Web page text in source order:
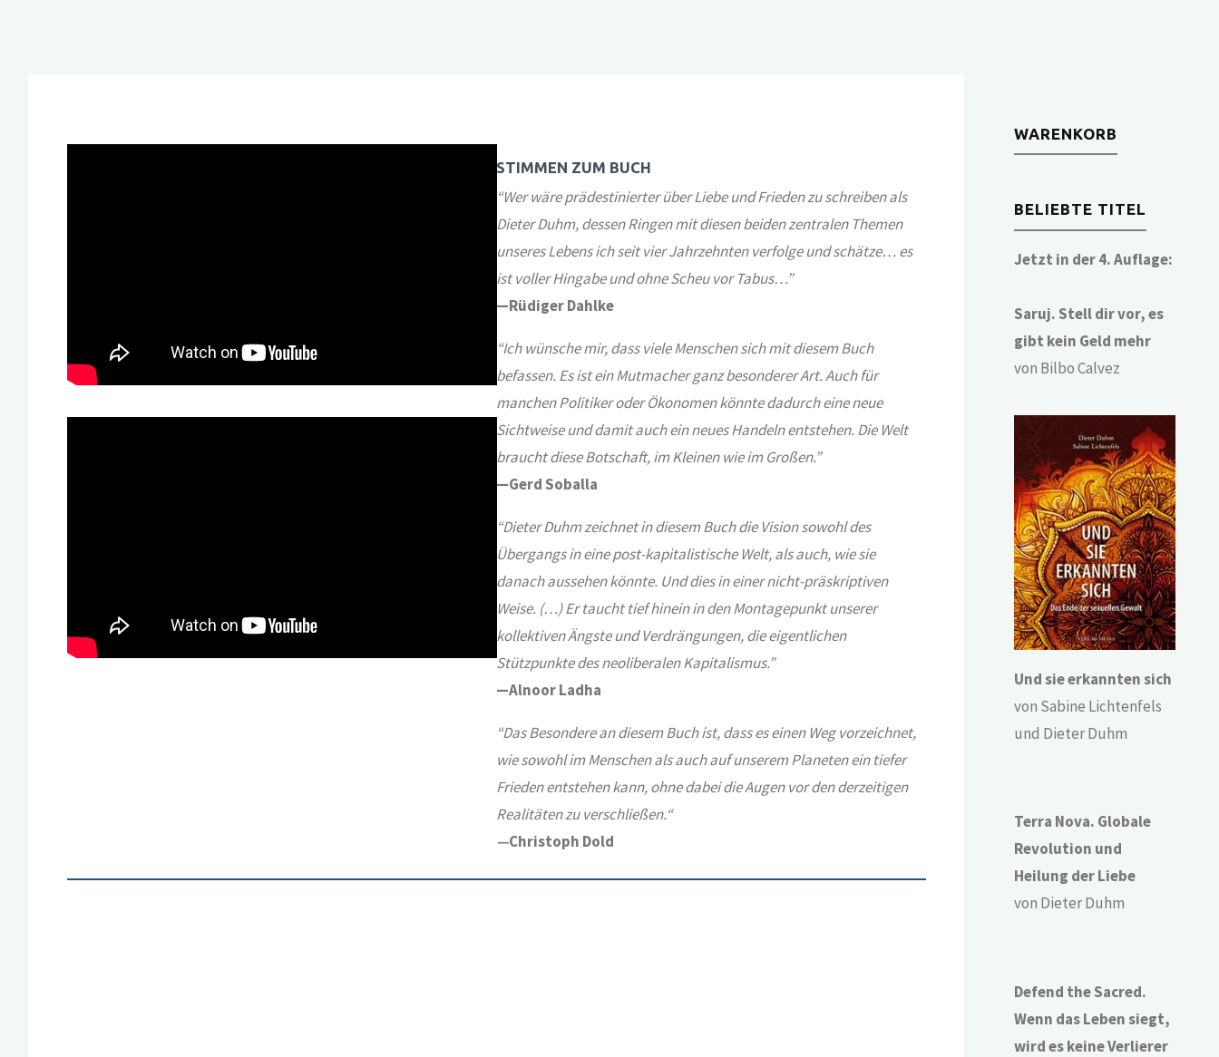
STIMMEN ZUM BUCH
“Wer wäre prädestinierter über Liebe und Frieden zu schreiben als
Dieter Duhm, dessen Ringen mit diesen beiden zentralen Themen
unseres Lebens ich seit vier Jahrzehnten verfolge und schätze… es
ist voller Hingabe und ohne Scheu vor Tabus…”
—Rüdiger Dahlke
“Ich wünsche mir, dass viele Menschen sich mit diesem Buch
befassen. Es ist ein Mutmacher ganz besonderer Art. Auch für
manchen Politiker oder Ökonomen könnte dadurch eine neue
Sichtweise und damit auch ein neues Handeln entstehen. Die Welt
braucht diese Botschaft, im Kleinen wie im Großen.”
—Gerd Soballa
“Dieter Duhm zeichnet in diesem Buch die Vision sowohl des
Übergangs in eine post-kapitalistische Welt, als auch, wie sie
danach aussehen könnte. Und dies in einer nicht-präskriptiven
Weise. (…) Er taucht tief hinein in den Montagepunkt unserer
kollektiven Ängste und Verdrängungen, die eigentlichen
Stützpunkte des neoliberalen Kapitalismus.”
—Alnoor Ladha
“Das Besondere an diesem Buch ist, dass es einen Weg vorzeichnet,
wie sowohl im Menschen als auch auf unserem Planeten ein tiefer
Frieden entstehen kann, ohne dabei die Augen vor den derzeitigen
Realitäten zu verschließen.“
—Christoph Dold
WARENKORB
BELIEBTE TITEL
Jetzt in der 4. Auflage:
Saruj. Stell dir vor, es
gibt kein Geld mehr
von Bilbo Calvez
Und sie erkannten sich
von Sabine Lichtenfels
und Dieter Duhm
Terra Nova. Globale
Revolution und
Heilung der Liebe
von Dieter Duhm
Defend the Sacred.
Wenn das Leben siegt,
wird es keine Verlierer